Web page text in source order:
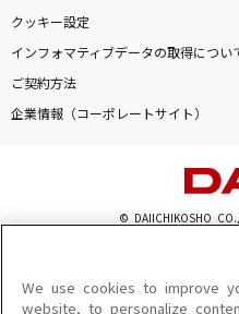
[生音]ツキミソウ
[生音]もう恋なんてしな
真島ゆろ
クッキー設定
インフォマティブデータの取得につい
ご契約方法
企業情報（コーポレートサイト）
© DAIICHIKOSHO
このサイトに掲載されている一切の文章
を問わず、著作権法の定める範囲を超え
を禁じます。
We use cookies to improve
website, to personalize